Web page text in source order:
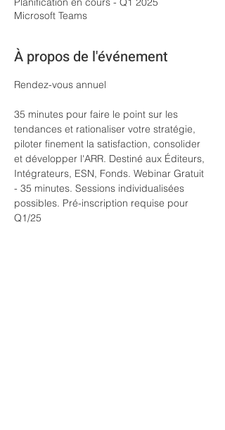
Microsoft Teams
À propos de l'événement
Rendez-vous annuel
35 minutes pour faire le point sur les
tendances et rationaliser votre stratégie,
piloter finement la satisfaction, consolider
et développer l'ARR. Destiné aux Éditeurs,
Intégrateurs, ESN, Fonds. Webinar Gratuit
- 35 minutes. Sessions individualisées
possibles. Pré-inscription requise pour
Q1/25